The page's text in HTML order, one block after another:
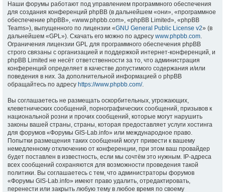
Наши форумы работают под управлением программного обеспечения
для создания конференций phpBB (в дальнейшем «они», «программное
обеспечение phpBB», «www.phpbb.com», «phpBB Limited», «phpBB
Teams»), выпущенного по лицензии «GNU General Public License v2» (в
дальнейшем «GPL»). Скачать его можно по адресу www.phpbb.com.
Ограничения лицензии GPL для программного обеспечения phpBB
строго связаны с организацией и поддержкой интернет-конференций, и
phpBB Limited не несёт ответственности за то, что администрация
конференций определяет в качестве допустимого содержания и/или
поведения в них. За дополнительной информацией о phpBB
обращайтесь по адресу https://www.phpbb.com/.
Вы соглашаетесь не размещать оскорбительных, угрожающих,
клеветнических сообщений, порнографических сообщений, призывов к
национальной розни и прочих сообщений, которые могут нарушить
законы вашей страны, страны, которая предоставляет услуги хостинга
для форумов «Форумы GIS-Lab.info» или международное право.
Попытки размещения таких сообщений могут привести к вашему
немедленному отключению от конференции, при этом ваш провайдер
будет поставлен в известность, если мы сочтём это нужным. IP-адреса
всех сообщений сохраняются для возможности проведения такой
политики. Вы соглашаетесь с тем, что администраторы форумов
«Форумы GIS-Lab.info» имеют право удалить, отредактировать,
перенести или закрыть любую тему в любое время по своему